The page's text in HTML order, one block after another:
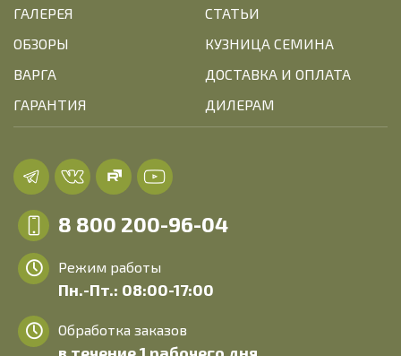
ГАЛЕРЕЯ
СТАТЬИ
ОБЗОРЫ
КУЗНИЦА СЕМИНА
ВАРГА
ДОСТАВКА И ОПЛАТА
ГАРАНТИЯ
ДИЛЕРАМ
8 800 200-96-04
Режим работы
Пн.-Пт.: 08:00-17:00
Обработка заказов
в течение 1 рабочего дня